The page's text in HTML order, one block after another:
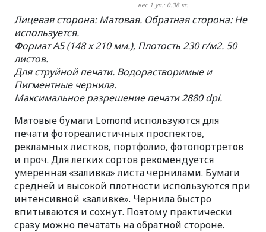
вес 1 уп.: 0.38 кг.
Лицевая сторона: Матовая. Обратная сторона: Не
используется.
Формат A5 (148 x 210 мм.), Плотость 230 г/м2. 50
листов.
Для струйной печати. Водорастворимые и
Пигментные чернила.
Максимальное разрешение печати 2880 dpi.
Матовые бумаги Lomond используются для
печати фотореалистичных проспектов,
рекламных листков, портфолио, фотопортретов
и проч. Для легких сортов рекомендуется
умеренная «заливка» листа чернилами. Бумаги
средней и высокой плотности используются при
интенсивной «заливке». Чернила быстро
впитываются и сохнут. Поэтому практически
сразу можно печатать на обратной стороне.